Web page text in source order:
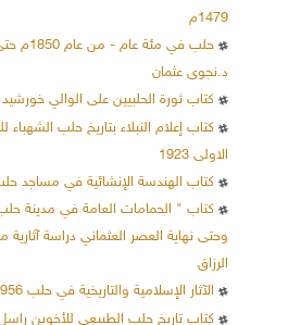
1479م
د.نجوى عثمان
كتاب ثورة الحلبيين على الوالي خورشيد باشا
كتاب إعلام النبلاء بتاريخ حلب الشهباء
الاولى 1923
كتاب الهندسة الإنشائية في مساجد حلب - 1992م - د. نجوى
كتاب " الحمامات العامة في مدينة حلب
الرزاق
الآثار الإسلامية والتاريخية في حلب 1956م - د. محمد أسعد طلس
كتاب تاريخ حلب الطبيعي للأخوين راسل -